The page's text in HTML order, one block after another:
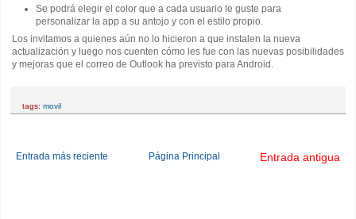
Se podrá elegir el color que a cada usuario le guste para
personalizar la app a su antojo y con el estilo propio.
Los invitamos a quienes aún no lo hicieron a que instalen la nueva
actualización y luego nos cuenten cómo les fue con las nuevas posibilidades
y mejoras que el correo de Outlook ha previsto para Android.
tags: movil
Entrada más reciente Entrada antigua
Página Principal